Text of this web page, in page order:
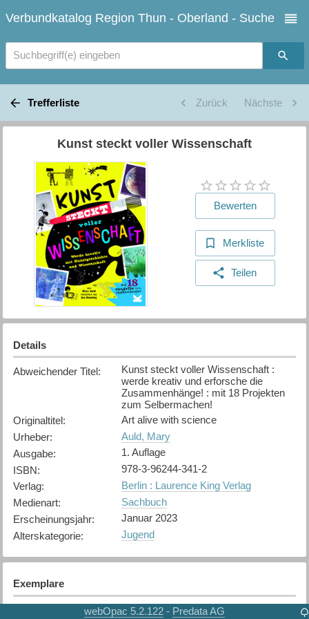
Verbundkatalog Region Thun - Oberland - Suche
Suchbegriff(e) eingeben
Trefferliste Zurück Nächste
Kunst steckt voller Wissenschaft
Bewerten
Merkliste
Teilen
Details
Abweichender Titel:
Kunst steckt voller Wissenschaft :
werde kreativ und erforsche die
Zusammenhänge! : mit 18 Projekten
zum Selbermachen!
Originaltitel:
Art alive with science
Urheber:
Auld, Mary
Ausgabe:
1. Auflage
ISBN:
978-3-96244-341-2
Verlag:
Berlin : Laurence King Verlag
Medienart:
Sachbuch
Erscheinungsjahr:
Januar 2023
Alterskategorie: Jugend
Exemplare
Karte anzeigen webOpac 5.2.122 - Predata AG